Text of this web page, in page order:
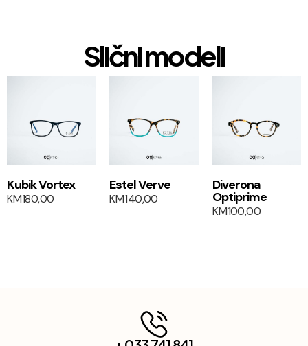
Slični modeli
1+1
Kubik Vortex
KM180,00
Estel Verve
KM140,00
1+1
Diverona
Optiprime
KM100,00